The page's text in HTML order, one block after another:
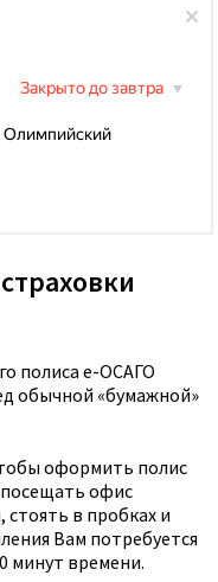
полиса е-ОСАГО
обычной «бумажной»
оформить полис
офис
в пробках и
Вам потребуется
минут времени.